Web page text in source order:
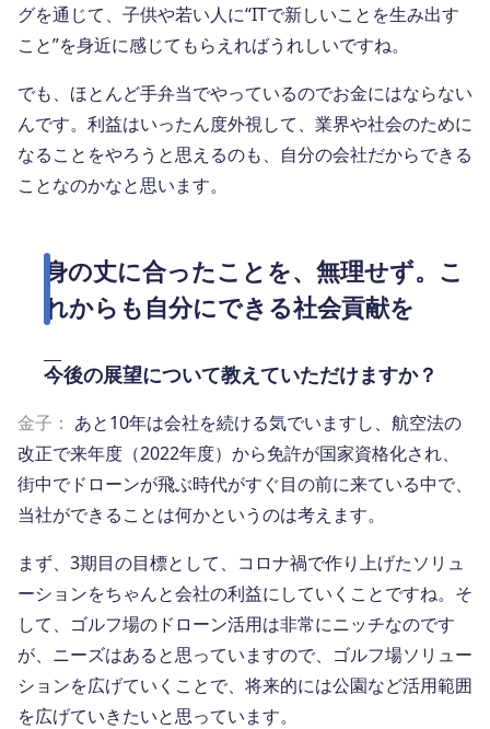
グを通じて、子供や若い人に“ITで新しいことを生み出す
こと”を身近に感じてもらえればうれしいですね。
でも、ほとんど手弁当でやっているのでお金にはならない
んです。利益はいったん度外視して、業界や社会のために
なることをやろうと思えるのも、自分の会社だからできる
ことなのかなと思います。
身の丈に合ったことを、無理せず。こ
れからも自分にできる社会貢献を
今後の展望について教えていただけますか？
金子： あと10年は会社を続ける気でいますし、航空法の
改正で来年度（2022年度）から免許が国家資格化され、
街中でドローンが飛ぶ時代がすぐ目の前に来ている中で、
当社ができることは何かというのは考えます。
まず、3期目の目標として、コロナ禍で作り上げたソリュ
ーションをちゃんと会社の利益にしていくことですね。そ
して、ゴルフ場のドローン活用は非常にニッチなのです
が、ニーズはあると思っていますので、ゴルフ場ソリュー
ションを広げていくことで、将来的には公園など活用範囲
を広げていきたいと思っています。